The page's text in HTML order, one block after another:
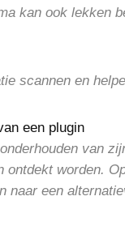
kan ook lekken
scannen en
een plugin
van
worden.
naar een